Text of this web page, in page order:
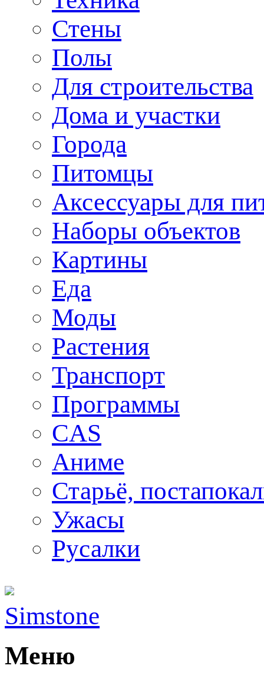
Стены
Полы
Для строительства
Дома и участки
Города
Питомцы
Аксессуары для
Наборы объектов
Картины
Еда
Моды
Растения
Транспорт
Программы
CAS
Аниме
Старьё,
Ужасы
Русалки
Simstone
Меню